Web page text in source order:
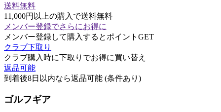
送料無料
11,000円以上の購入で送料無料
メンバー登録でさらにお得に
メンバー登録して購入するとポイントGET
クラブ下取り
クラブ購入時に下取りでお得に買い替え
返品可能
到着後8日以内なら返品可能 (条件あり)
ゴルフギア